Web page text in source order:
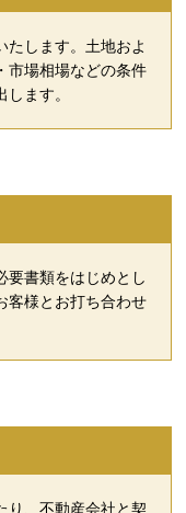
たします。土地およ
市場相場などの条件
ます。
要書類をはじめとし
客様とお打ち合わせ
り、不動産会社と契